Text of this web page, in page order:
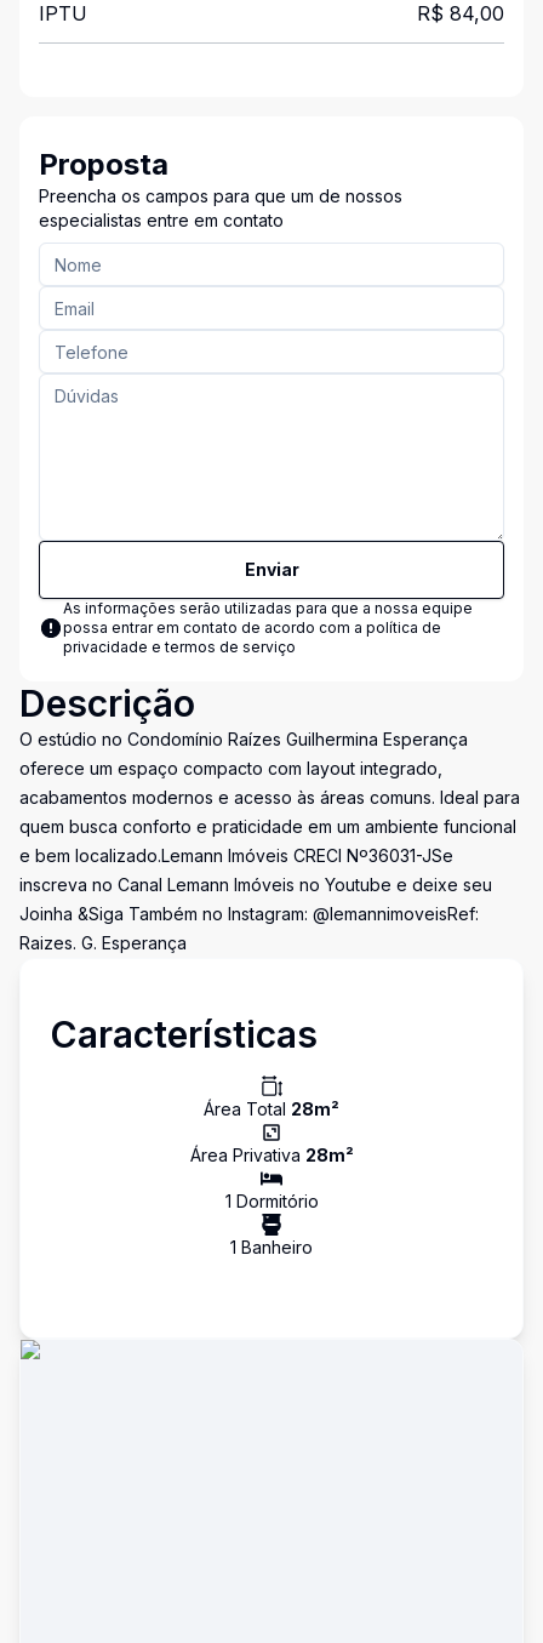
IPTU R$ 84,00
Proposta
Preencha os campos para que um de nossos
especialistas entre em contato
Enviar
As informações serão utilizadas para que a nossa equipe
possa entrar em contato de acordo com a política de
privacidade e termos de serviço
Descrição
O estúdio no Condomínio Raízes Guilhermina Esperança
oferece um espaço compacto com layout integrado,
acabamentos modernos e acesso às áreas comuns. Ideal para
quem busca conforto e praticidade em um ambiente funcional
e bem localizado.Lemann Imóveis CRECI Nº36031-JSe
inscreva no Canal Lemann Imóveis no Youtube e deixe seu
Joinha &Siga Também no Instagram: @lemannimoveisRef:
Raizes. G. Esperança
Características
Área Total 28m²
Área Privativa 28m²
1 Dormitório
1 Banheiro